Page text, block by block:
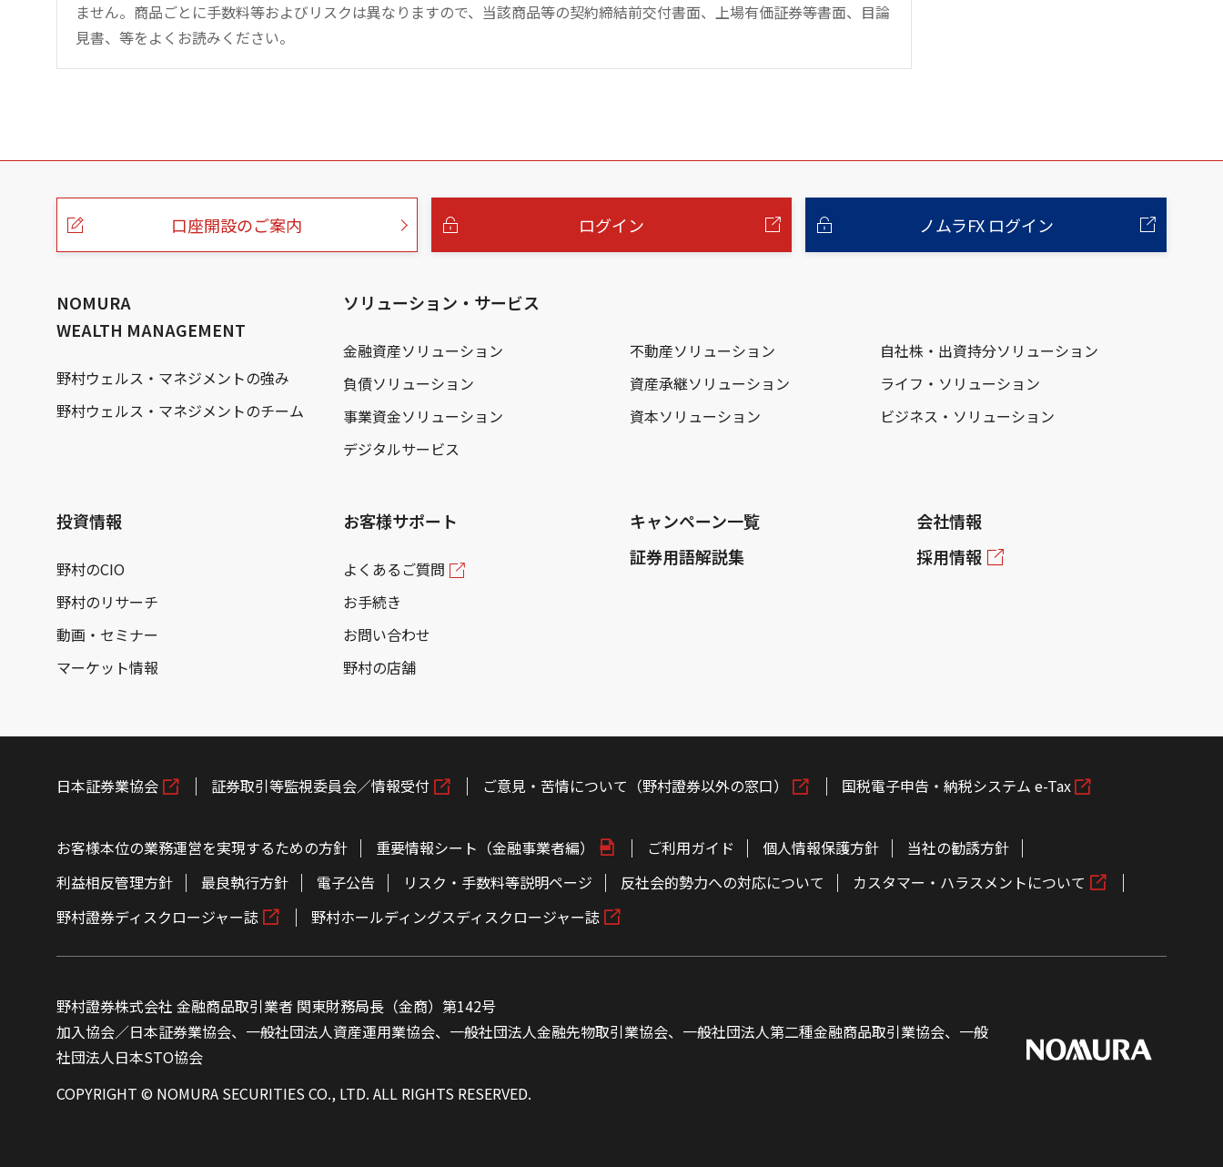
ません。商品ごとに手数料等およびリスクは異なりますので、当該商品等の契約締結前交付書面、上場有価証券等書面、目論
見書、等をよくお読みください。
こ
口座開設のご案内 ログイン ノムラFX ログイン
NOMURA
WEALTH MANAGEMENT
野村ウェルス・マネジメントの強み
野村ウェルス・マネジメントのチーム
ソリューション・サービス
金融資産ソリューション 不動産ソリューション
自社株・出資持分ソリューション
負債ソリューション
資産承継ソリューション
ライフ・ソリューション
事業資金ソリューション
資本ソリューション
ビジネス・ソリューション
デジタルサービス
投資情報
野村のCIO
野村のリサーチ
動画・セミナー
マーケット情報
お客様サポート
よくあるご質問
お手続き
お問い合わせ
野村の店舗
キャンペーン一覧
証券用語解説集
会社情報
採用情報
日本証券業協会 証券取引等監視委員会／情報受付 ご意見・苦情について（野村證券以外の窓口） 国税電子申告・納税システム e-Tax
お客様本位の業務運営を実現するための方針 重要情報シート（金融事業者編） ご利用ガイド 個人情報保護方針
当社の勧誘方針
利益相反管理方針
最良執行方針 電子公告 リスク・手数料等説明ページ 反社会的勢力への対応について
カスタマー・ハラスメントについて
野村證券ディスクロージャー誌
野村ホールディングスディスクロージャー誌
野村證券株式会社 金融商品取引業者 関東財務局長（金商）第142号
加入協会／日本証券業協会、一般社団法人資産運用業協会、一般社団法人金融先物取引業協会、一般社団法人第二種金融商品取引業協会、一般
社団法人日本STO協会
COPYRIGHT © NOMURA SECURITIES CO., LTD. ALL RIGHTS RESERVED.